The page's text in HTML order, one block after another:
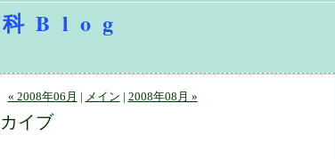
科Blog
« 2008年06月 | メイン | 2008年08月 »
イブ